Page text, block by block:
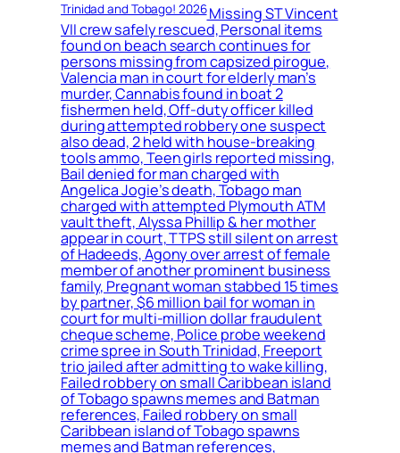
Trinidad and Tobago! 2026Missing ST Vincent
VII crew safely rescued, Personal items
found on beach search continues for
persons missing from capsized pirogue,
Valencia man in court for elderly man’s
murder, Cannabis found in boat 2
fishermen held, Off-duty officer killed
during attempted robbery one suspect
also dead, 2 held with house-breaking
tools ammo, Teen girls reported missing,
Bail denied for man charged with
Angelica Jogie’s death, Tobago man
charged with attempted Plymouth ATM
vault theft, Alyssa Phillip & her mother
appear in court, TTPS still silent on arrest
of Hadeeds, Agony over arrest of female
member of another prominent business
family, Pregnant woman stabbed 15 times
by partner, $6 million bail for woman in
court for multi-million dollar fraudulent
cheque scheme, Police probe weekend
crime spree in South Trinidad, Freeport
trio jailed after admitting to wake killing,
Failed robbery on small Caribbean island
of Tobago spawns memes and Batman
references, Failed robbery on small
Caribbean island of Tobago spawns
memes and Batman references,